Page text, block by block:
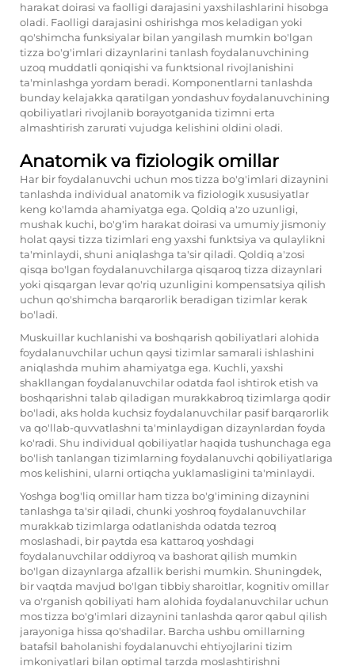
harakat doirasi va faolligi darajasini yaxshilashlarini hisobga
oladi. Faolligi darajasini oshirishga mos keladigan yoki
qo'shimcha funksiyalar bilan yangilash mumkin bo'lgan
tizza bo'g'imlari dizaynlarini tanlash foydalanuvchining
uzoq muddatli qoniqishi va funktsional rivojlanishini
ta'minlashga yordam beradi. Komponentlarni tanlashda
bunday kelajakka qaratilgan yondashuv foydalanuvchining
qobiliyatlari rivojlanib borayotganida tizimni erta
almashtirish zarurati vujudga kelishini oldini oladi.
Anatomik va fiziologik omillar
Har bir foydalanuvchi uchun mos tizza bo'g'imlari dizaynini
tanlashda individual anatomik va fiziologik xususiyatlar
keng ko'lamda ahamiyatga ega. Qoldiq a'zo uzunligi,
mushak kuchi, bo'g'im harakat doirasi va umumiy jismoniy
holat qaysi tizza tizimlari eng yaxshi funktsiya va qulaylikni
ta'minlaydi, shuni aniqlashga ta'sir qiladi. Qoldiq a'zosi
qisqa bo'lgan foydalanuvchilarga qisqaroq tizza dizaynlari
yoki qisqargan levar qo'riq uzunligini kompensatsiya qilish
uchun qo'shimcha barqarorlik beradigan tizimlar kerak
bo'ladi.
Muskuillar kuchlanishi va boshqarish qobiliyatlari alohida
foydalanuvchilar uchun qaysi tizimlar samarali ishlashini
aniqlashda muhim ahamiyatga ega. Kuchli, yaxshi
shakllangan foydalanuvchilar odatda faol ishtirok etish va
boshqarishni talab qiladigan murakkabroq tizimlarga qodir
bo'ladi, aks holda kuchsiz foydalanuvchilar pasif barqarorlik
va qo'llab-quvvatlashni ta'minlaydigan dizaynlardan foyda
ko'radi. Shu individual qobiliyatlar haqida tushunchaga ega
bo'lish tanlangan tizimlarning foydalanuvchi qobiliyatlariga
mos kelishini, ularni ortiqcha yuklamasligini ta'minlaydi.
Yoshga bog'liq omillar ham tizza bo'g'imining dizaynini
tanlashga ta'sir qiladi, chunki yoshroq foydalanuvchilar
murakkab tizimlarga odatlanishda odatda tezroq
moslashadi, bir paytda esa kattaroq yoshdagi
foydalanuvchilar oddiyroq va bashorat qilish mumkin
bo'lgan dizaynlarga afzallik berishi mumkin. Shuningdek,
bir vaqtda mavjud bo'lgan tibbiy sharoitlar, kognitiv omillar
va o'rganish qobiliyati ham alohida foydalanuvchilar uchun
mos tizza bo'g'imlari dizaynini tanlashda qaror qabul qilish
jarayoniga hissa qo'shadilar. Barcha ushbu omillarning
batafsil baholanishi foydalanuvchi ehtiyojlarini tizim
imkoniyatlari bilan optimal tarzda moslashtirishni